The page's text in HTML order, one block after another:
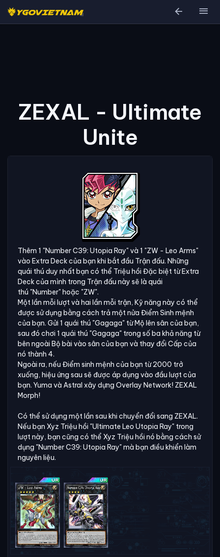
arrow_back menu
ZEXAL - Ultimate
Unite
Thêm 1 "Number C39: Utopia Ray" và 1 "ZW - Leo Arms"
vào Extra Deck của bạn khi bắt đầu Trận đấu. Những
quái thú duy nhất bạn có thể Triệu hồi Đặc biệt từ Extra
Deck của mình trong Trận đấu này sẽ là quái
thú "Number" hoặc "ZW".
Một lần mỗi lượt và hai lần mỗi trận, Kỹ năng này có thể
được sử dụng bằng cách trả một nửa Điểm Sinh mệnh
của bạn. Gửi 1 quái thú "Gagaga" từ Mộ lên sân của bạn,
sau đó chơi 1 quái thú "Gagaga" trong số ba khả năng từ
bên ngoài Bộ bài vào sân của bạn và thay đổi Cấp của
nó thành 4.
Ngoài ra, nếu Điểm sinh mệnh của bạn từ 2000 trở
xuống, hiệu ứng sau sẽ được áp dụng vào đầu lượt của
bạn. Yuma và Astral xây dựng Overlay Network! ZEXAL
Morph!
Có thể sử dụng một lần sau khi chuyển đổi sang ZEXAL.
Nếu bạn Xyz Triệu hồi "Ultimate Leo Utopia Ray" trong
lượt này, bạn cũng có thể Xyz Triệu hồi nó bằng cách sử
dụng "Number C39: Utopia Ray" mà bạn điều khiển làm
nguyên liệu.